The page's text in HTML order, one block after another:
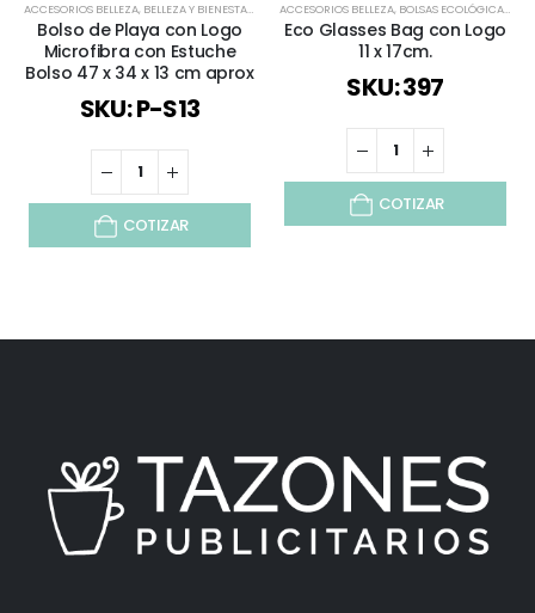
ACCESORIOS BELLEZA, BELLEZA Y BIENESTAR DÍA DE LA MADRE ,MOCHILAS Y BOLSOS,TIEMPO
Bolso de Playa con Logo
Microfibra con Estuche
Bolso 47 x 34 x 13 cm aprox
SKU: P-S13
COTIZAR
ACCESORIOS BELLEZA, BOLSAS ECOLÓGICAS TNT
Eco Glasses Bag con Logo
11 x 17cm.
SKU: 397
COTIZAR